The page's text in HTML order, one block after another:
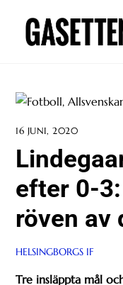
content
16 JUNI, 2020
efter 0-
röven av
HELSINGBORGS IF
Tre insläppta mål